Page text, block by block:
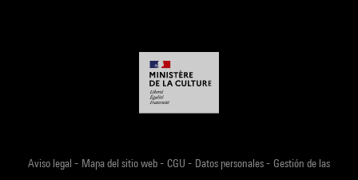
Aviso legal - Mapa del sitio web- CGU - Datos personales- Gestión de las